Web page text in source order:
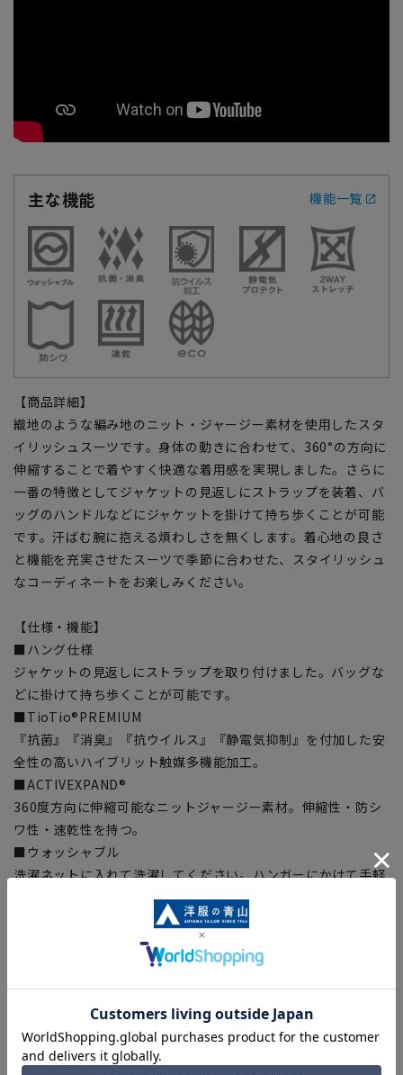
主な機能 機能一覧
【商品詳細】
織地のような編み地のニット・ジャージー素材を使用したスタ
イリッシュスーツです。身体の動きに合わせて、360°の方向に
伸縮することで着やすく快適な着用感を実現しました。さらに
一番の特徴としてジャケットの見返しにストラップを装着、バ
ッグのハンドルなどにジャケットを掛けて持ち歩くことが可能
です。汗ばむ腕に抱える煩わしさを無くします。着心地の良さ
と機能を充実させたスーツで季節に合わせた、スタイリッシュ
なコーディネートをお楽しみください。
【仕様・機能】
■ハング仕様
ジャケットの見返しにストラップを取り付けました。バッグな
どに掛けて持ち歩くことが可能です。
■TioTio®PREMIUM
『抗菌』『消臭』『抗ウイルス』『静電気抑制』を付加した安
全性の高いハイブリット触媒多機能加工。
■ACTIVEXPAND®
360度方向に伸縮可能なニットジャージー素材。伸縮性・防シ
ワ性・速乾性を持つ。
■ウォッシャブル
洗濯ネットに入れて洗濯してください。ハンガーにかけて手軽
なシャワークリーンも可能。
この商品はリサイクル原料を使用し、プラスチック・スマート
に賛同しています。当製品は裏地の糸の一部にECOBLUE®を使
用しています。ECOBLUE®はマテリアルリサイクルにより、ペ
ットボトルを繊維へと再生しています。
【シルエット】《細め(スリム)》 (当社比)